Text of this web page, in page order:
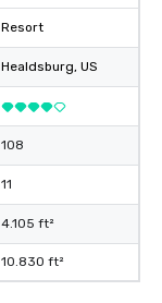
experience, we can
an evening helicopter
glittering lights of The
Memorable
experienced, and all
remember. Our one-
leave. Location, Location, Location
One of the best
Resort
Healdsburg, US
108
11
4.105 ft²
10.830 ft²